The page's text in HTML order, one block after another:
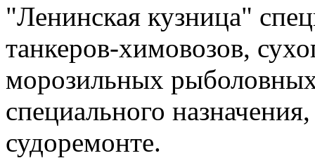
"Ленинская кузница"
танкеров-химовозов,
морозильных рыболовных
специального
судоремонте.